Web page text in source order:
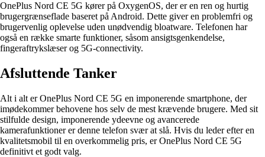
OnePlus Nord CE 5G kører på OxygenOS, der er en ren og hurtig
brugergrænseflade baseret på Android. Dette giver en problemfri og
brugervenlig oplevelse uden unødvendig bloatware. Telefonen har
også en række smarte funktioner, såsom ansigtsgenkendelse,
fingeraftrykslæser og 5G-connectivity.
Afsluttende Tanker
Alt i alt er OnePlus Nord CE 5G en imponerende smartphone, der
imødekommer behovene hos selv de mest krævende brugere. Med sit
stilfulde design, imponerende ydeevne og avancerede
kamerafunktioner er denne telefon svær at slå. Hvis du leder efter en
kvalitetsmobil til en overkommelig pris, er OnePlus Nord CE 5G
definitivt et godt valg.